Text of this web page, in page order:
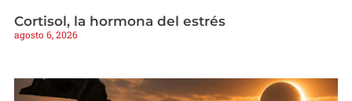
Cortisol, la hormona del estrés
agosto 6, 2026